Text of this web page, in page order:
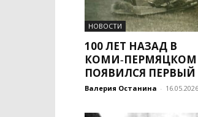
НОВОСТИ
100 ЛЕТ НАЗАД В
КОМИ‑ПЕРМЯЦКОМ
ПОЯВИЛСЯ ПЕРВЫЙ
Валерия Останина - 16.05.2026